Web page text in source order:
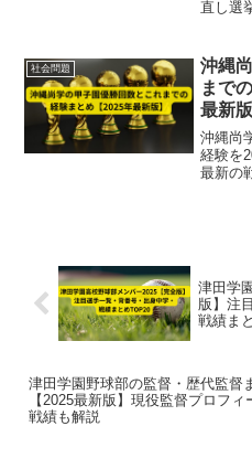
直し選
社会問題
沖縄
まで
最新版
沖縄尚
経験を
最新の
津田学
版】注
戦績ま
津田学園野球部の監督・歴代監督
【2025最新版】現役監督プロフィ
戦績も解説